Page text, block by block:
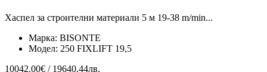
Хаспел за строителни материали 5 м 19-38 m/min...
Марка: BISONTE
Модел: 250 FIXLIFT 19,5
10042.00€ / 19640.44лв.